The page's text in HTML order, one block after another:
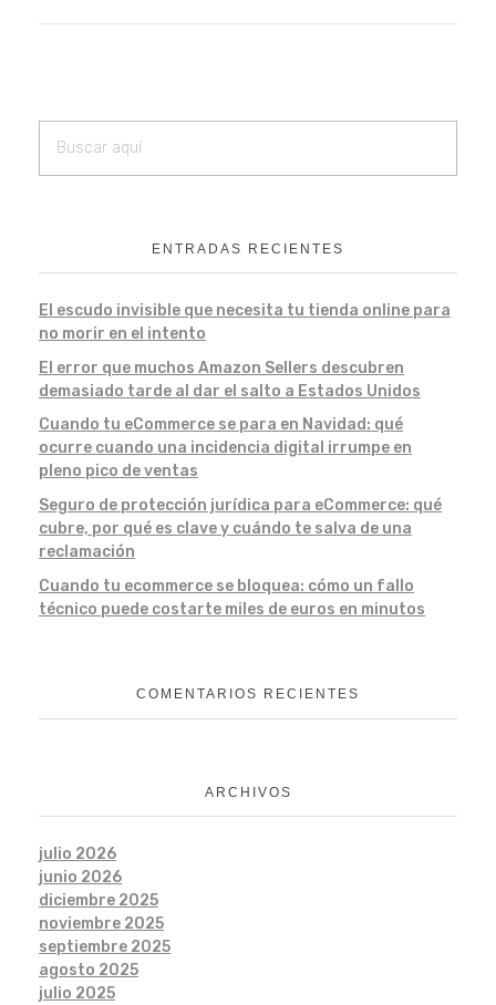
ENTRADAS RECIENTES
El escudo invisible que necesita tu tienda online para
no morir en el intento
El error que muchos Amazon Sellers descubren
demasiado tarde al dar el salto a Estados Unidos
Cuando tu eCommerce se para en Navidad: qué
ocurre cuando una incidencia digital irrumpe en
pleno pico de ventas
Seguro de protección jurídica para eCommerce: qué
cubre, por qué es clave y cuándo te salva de una
reclamación
Cuando tu ecommerce se bloquea: cómo un fallo
técnico puede costarte miles de euros en minutos
COMENTARIOS RECIENTES
ARCHIVOS
julio 2026
junio 2026
diciembre 2025
noviembre 2025
septiembre 2025
agosto 2025
julio 2025